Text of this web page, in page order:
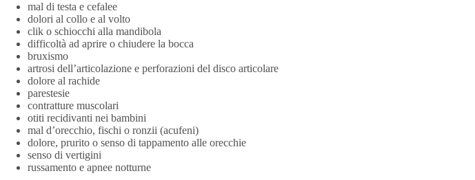
mal di testa e cefalee
dolori al collo e al volto
clik o schiocchi alla mandibola
difficoltà ad aprire o chiudere la bocca
bruxismo
artrosi dell’articolazione e perforazioni del disco articolare
dolore al rachide
parestesie
contratture muscolari
otiti recidivanti nei bambini
mal d’orecchio, fischi o ronzii (acufeni)
dolore, prurito o senso di tappamento alle orecchie
senso di vertigini
russamento e apnee notturne